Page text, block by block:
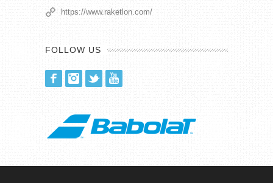
https://www.raketlon.com/
FOLLOW US
FacebookInstagram
Twitter